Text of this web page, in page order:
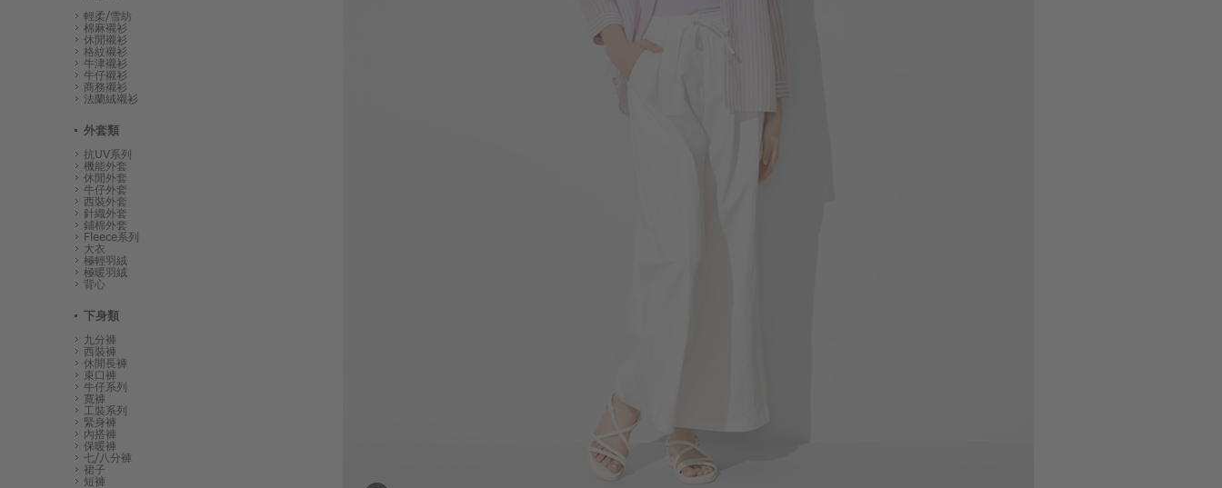
輕柔/雪紡
棉麻襯衫
休閒襯衫
格紋襯衫
牛津襯衫
牛仔襯衫
商務襯衫
法蘭絨襯衫
外套類
抗UV系列
機能外套
休閒外套
牛仔外套
西裝外套
針織外套
鋪棉外套
Fleece系列
大衣
極輕羽絨
極暖羽絨
背心
下身類
九分褲
西裝褲
休閒長褲
束口褲
牛仔系列
寬褲
工裝系列
緊身褲
內搭褲
保暖褲
七/八分褲
裙子
短褲
119